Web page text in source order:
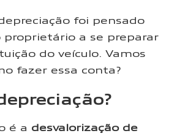
foi pensado
proprietário a se preparar
do veículo. Vamos
fazer essa conta?
é a desvalorização de